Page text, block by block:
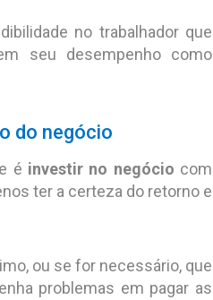
no trabalhador que
seu desempenho como
do negócio
é investir no negócio com
ter a certeza do retorno e
ou se for necessário, que
problemas em pagar as